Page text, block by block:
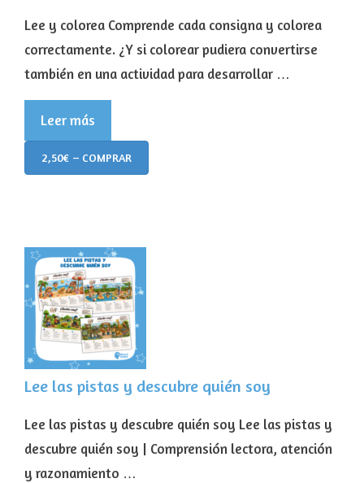
Lee y colorea Comprende cada consigna y colorea
correctamente. ¿Y si colorear pudiera convertirse
también en una actividad para desarrollar …
Leer más
2,50€ – COMPRAR
Lee las pistas y descubre quién soy
Lee las pistas y descubre quién soy Lee las pistas y
descubre quién soy | Comprensión lectora, atención
y razonamiento …